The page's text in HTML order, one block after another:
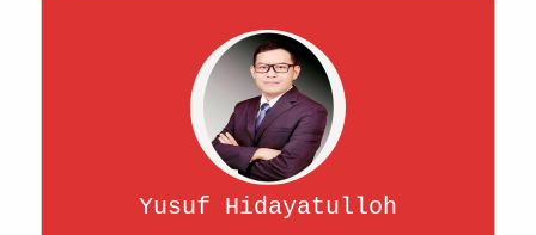
Yusuf Hidayatulloh